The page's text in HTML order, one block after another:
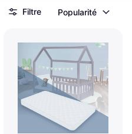
Filtre Popularité